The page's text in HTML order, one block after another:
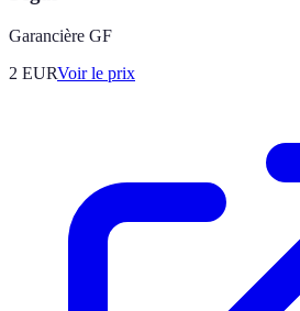
Garancière GF
2 EURVoir le prix